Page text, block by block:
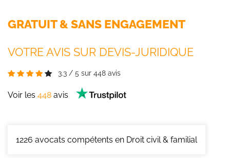
GRATUIT & SANS ENGAGEMENT
VOTRE AVIS SUR DEVIS-JURIDIQUE
3.3 / 5 sur 448 avis
Voir les 448 avis
1226 avocats compétents en Droit civil & familial